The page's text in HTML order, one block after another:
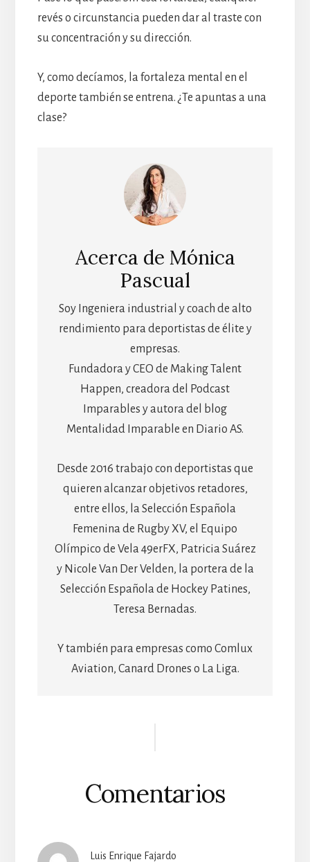
revés o circunstancia pueden dar al traste con
su concentración y su dirección.
Y, como decíamos, la fortaleza mental en el
deporte también se entrena. ¿Te apuntas a una
clase?
Acerca de Mónica
Pascual
Soy Ingeniera industrial y coach de alto
rendimiento para deportistas de élite y
empresas.
Fundadora y CEO de Making Talent
Happen, creadora del Podcast
Imparables y autora del blog
Mentalidad Imparable en Diario AS.
Desde 2016 trabajo con deportistas que
quieren alcanzar objetivos retadores,
entre ellos, la Selección Española
Femenina de Rugby XV, el Equipo
Olímpico de Vela 49erFX, Patricia Suárez
y Nicole Van Der Velden, la portera de la
Selección Española de Hockey Patines,
Teresa Bernadas.
Y también para empresas como Comlux
Aviation, Canard Drones o La Liga.
Comentarios
Luis Enrique Fajardo